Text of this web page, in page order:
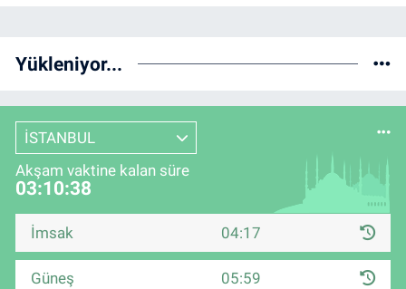
Yükleniyor...
İSTANBUL
Akşam vaktine kalan süre
03:10:37
İmsak 04:17
Güneş 05:59